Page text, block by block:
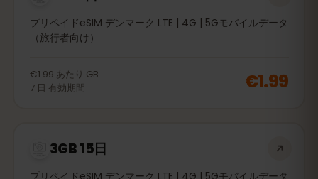
プリペイドeSIM デンマーク LTE | 4G | 5Gモバイルデータ
（旅行者向け）
€1.99 あたり GB
7 日 有効期間 €1.99
3GB 15日
プリペイドeSIM デンマーク LTE | 4G | 5Gモバイルデータ